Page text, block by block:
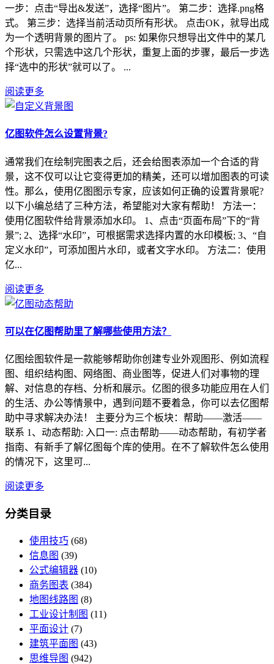
一步：点击“导出&发送”，选择“图片”。 第二步：选择.png格
式。 第三步：选择当前活动页所有形状。 点击OK，就导出成
为一个透明背景的图片了。 ps: 如果你只想导出文件中的某几
个形状，只需选中这几个形状，重复上面的步骤，最后一步选
择“选中的形状”就可以了。 ...
阅读更多
亿图软件怎么设置背景?
通常我们在绘制完图表之后，还会给图表添加一个合适的背
景，这不仅可以让它变得更加的精美，还可以增加图表的可读
性。那么，使用亿图图示专家，应该如何正确的设置背景呢?
以下小编总结了三种方法，希望能对大家有帮助！ 方法一：
使用亿图软件给背景添加水印。 1、点击“页面布局”下的“背
景”; 2、选择“水印”，可根据需求选择内置的水印模板; 3、“自
定义水印”，可添加图片水印，或者文字水印。 方法二：使用
亿...
阅读更多
可以在亿图帮助里了解哪些使用方法？
亿图绘图软件是一款能够帮助你创建专业外观图形、例如流程
图、组织结构图、网络图、商业图等，促进人们对事物的理
解、对信息的存档、分析和展示。亿图的很多功能应用在人们
的生活、办公等情景中，遇到问题不要着急，你可以去亿图帮
助中寻求解决办法！ 主要分为三个板块：帮助——激活——
联系 1、动态帮助: 入口一: 点击帮助——动态帮助，有初学者
指南、有新手了解亿图每个库的使用。在不了解软件怎么使用
的情况下，这里可...
阅读更多
分类目录
使用技巧 (68)
信息图 (39)
公式编辑器 (10)
商务图表 (384)
地图线路图 (8)
工业设计制图 (11)
平面设计 (7)
建筑平面图 (43)
思维导图 (942)